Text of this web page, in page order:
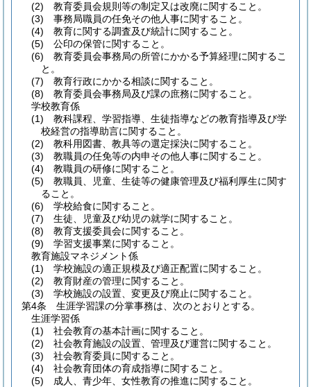
(2) 教育委員会規則等の制定又は改廃に関すること。
(3) 事務局職員の任免その他人事に関すること。
(4) 教育に関する調査及び統計に関すること。
(5) 公印の保管に関すること。
(6) 教育委員会事務局の所管にかかる予算経理に関するこ
と。
(7) 教育行政にかかる相談に関すること。
(8) 教育委員会事務局及び課の庶務に関すること。
学校教育係
(1) 教科課程、学習指導、生徒指導などの教育指導及び学
校経営の指導助言に関すること。
(2) 教科用図書、教具等の選定採決に関すること。
(3) 教職員の任免等の内申その他人事に関すること。
(4) 教職員の研修に関すること。
(5) 教職員、児童、生徒等の健康管理及び福利厚生に関す
ること。
(6) 学校給食に関すること。
(7) 生徒、児童及び幼児の就学に関すること。
(8) 教育支援委員会に関すること。
(9) 学習支援事業に関すること。
教育施設マネジメント係
(1) 学校施設の適正規模及び適正配置に関すること。
(2) 教育財産の管理に関すること。
(3) 学校施設の設置、変更及び廃止に関すること。
第4条
生涯学習課の分掌事務は、次のとおりとする。
生涯学習係
(1) 社会教育の基本計画に関すること。
(2) 社会教育施設の設置、管理及び運営に関すること。
(3) 社会教育委員に関すること。
(4) 社会教育団体の育成指導に関すること。
(5) 成人、青少年、女性教育の推進に関すること。